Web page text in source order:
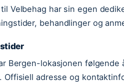
Velbehag har sin egen
behandlinger og
Bergen-lokasjonen følgende
Offisiell adresse og